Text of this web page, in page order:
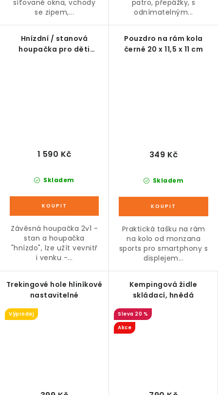
síťované okna, vchody
se zipem,...
patro, přepážky, s
odnímatelným...
Hnízdní / stanová
houpačka pro děti
Skladem
1 590 Kč
Závěsná houpačka 2v1 -
stan a houpačka
"hnízdo", lze užít vevnitř
i venku -...
Pouzdro na rám kola
černé 20 x 11,5 x 11 cm
Skladem
349 Kč
Praktická tašku na rám
na kolo od monzana
sports pro smartphony s
displejem...
Trekingové hole hliníkové
nastavitelné
Výprodej
Kempingová židle
skládací, hnědá
20 %
Akce